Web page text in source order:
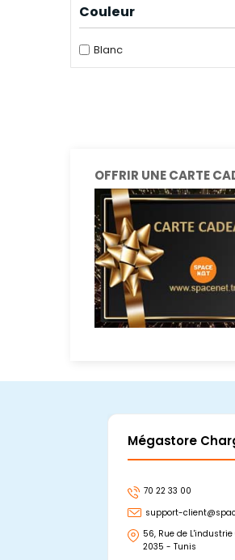
Couleur
Blanc
OFFRIR UNE CARTE
Mégastore
70 22 33 00
support-
56, Rue de
2035 - Tunis